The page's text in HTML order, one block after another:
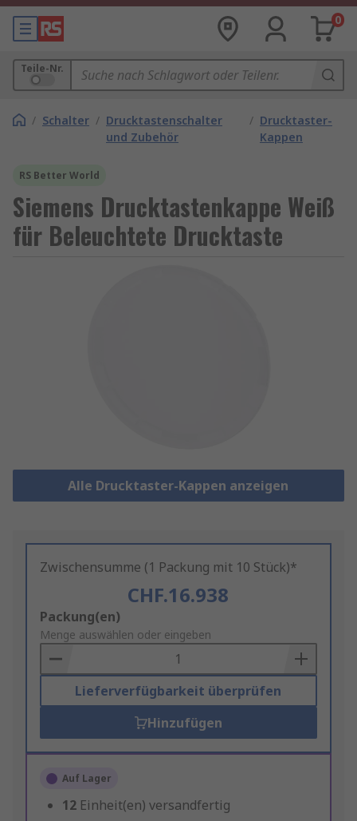
0
Teile-Nr.
/ Schalter / Drucktastenschalter
und Zubehör
/ Drucktaster-
Kappen
RS Better World
Siemens Drucktastenkappe Weiß
für Beleuchtete Drucktaste
Alle Drucktaster-Kappen anzeigen
Zwischensumme (1 Packung mit 10 Stück)*
CHF.16.938
Add
to
Basket
Packung(en)
Menge auswählen oder eingeben
Lieferverfügbarkeit überprüfen
Hinzufügen
Auf Lager
12 Einheit(en) versandfertig